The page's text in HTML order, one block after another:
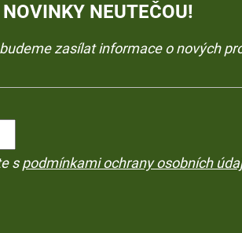
NEUTEČOU!
zasílat informace o nových
spodmínkami ochrany osobních